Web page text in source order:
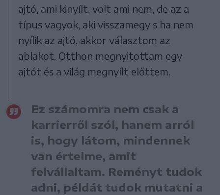
ajtó, ami kinyílt, volt ami nem, de az a
típus vagyok, aki visszamegy s ha nem
nyílik az ajtó, akkor választom az
ablakot. Otthon megnyitottam egy
ajtót és a világ megnyílt előttem.
Ez számomra nem csak a
karrierről szól, hanem arról
is, hogy látom, mindennek
van értelme, amit
felvállaltam. Reményt tudok
adni, példát tudok mutatni a